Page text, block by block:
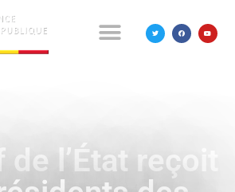
de l’État reçoit